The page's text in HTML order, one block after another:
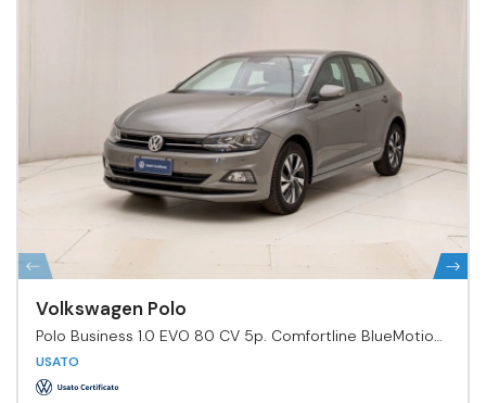
Volkswagen Polo
Polo Business 1.0 EVO 80 CV 5p. Comfortline BlueMotion
Tech.
USATO